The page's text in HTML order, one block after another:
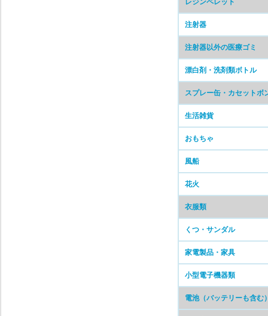
レジンペレット
注射器
注射器以外の医療ゴミ
漂白剤・洗剤類ボトル
スプレー缶・カセットボ
生活雑貨
おもちゃ
風船
花火
衣服類
くつ・サンダル
家電製品・家具
小型電子機器類
電池（バッテリーも含む